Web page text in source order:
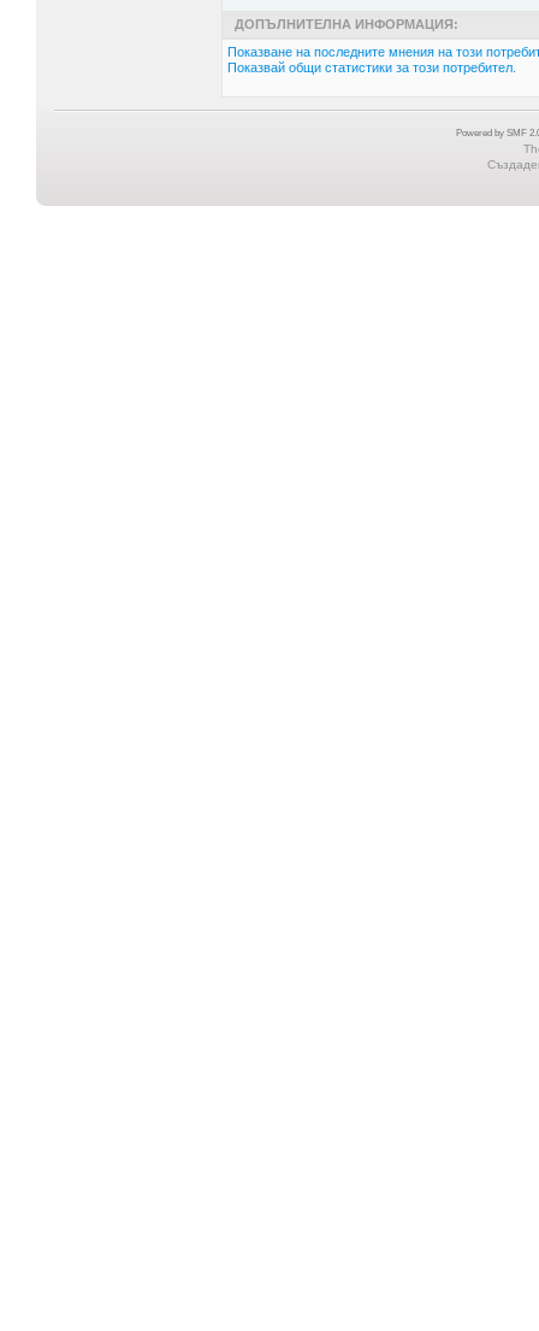
ДОПЪЛНИТЕЛНА ИНФОРМАЦИЯ:
Показване на последните мнения на този
Показвай общи статистики за този потребител.
Powered by SMF